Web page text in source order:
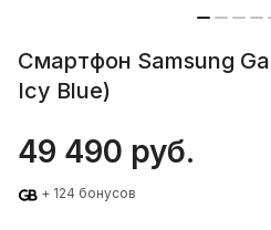
Смартфон Samsung
Icy Blue)
49 490 руб.
+ 124 бонусов